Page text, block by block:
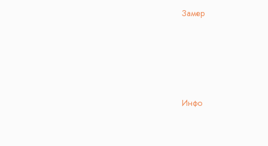
Замер
Инфо